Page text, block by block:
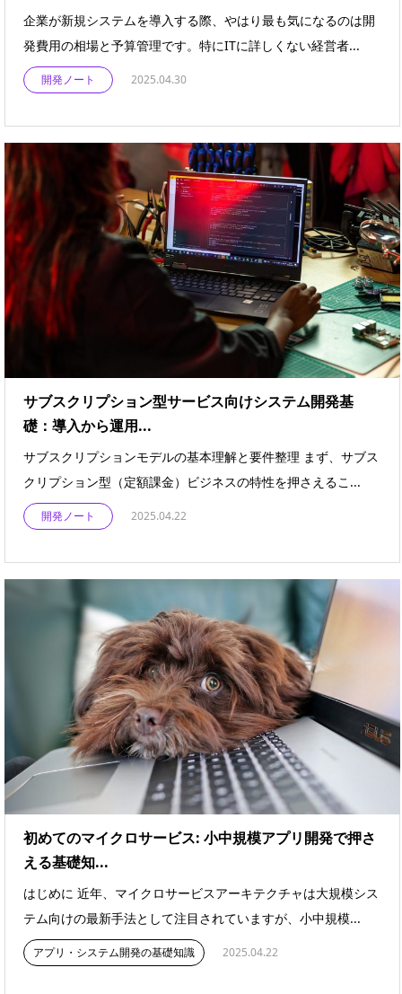
企業が新規システムを導入する際、やはり最も気になるのは開
発費用の相場と予算管理です。特にITに詳しくない経営者...
開発ノート 2025.04.30
サブスクリプション型サービス向けシステム開発基
礎：導入から運用...
サブスクリプションモデルの基本理解と要件整理 まず、サブス
クリプション型（定額課金）ビジネスの特性を押さえるこ...
開発ノート 2025.04.22
初めてのマイクロサービス: 小中規模アプリ開発で押さ
える基礎知...
はじめに 近年、マイクロサービスアーキテクチャは大規模シス
テム向けの最新手法として注目されていますが、小中規模...
アプリ・システム開発の基礎知識 2025.04.22